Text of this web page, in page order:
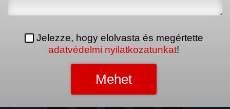
Jelezze, hogy elolvasta és megértette
adatvédelmi nyilatkozatunkat!